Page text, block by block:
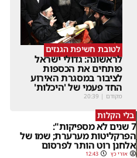
לטובת חשיפת הגנזים
לראשונה: גדולי ישראל
פותחים את הכספות
לציבור במסגרת האירוע
החד פעמי של 'היכלות'
מקודם |
20:39
בלי הקלות
7 שנים לא מספיקות":
הפרקליטות מערערת; שמו של
אלחנן רוט הותר לפרסום
אורי כץ 12:43